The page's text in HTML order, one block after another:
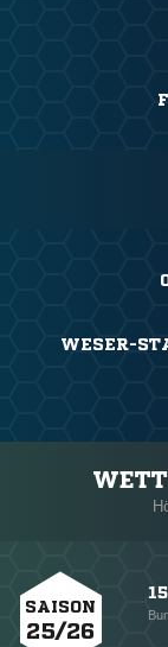
WESER-
SAISON
25/26